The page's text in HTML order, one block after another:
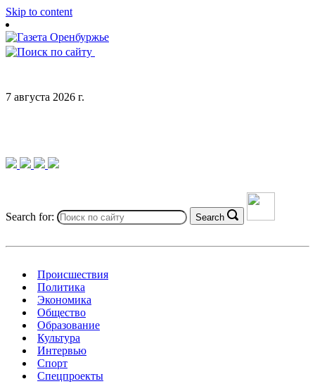
Skip to content
7 августа 2026 г.
Search for: Search
Происшествия
Политика
Экономика
Общество
Образование
Культура
Интервью
Спорт
Спецпроекты